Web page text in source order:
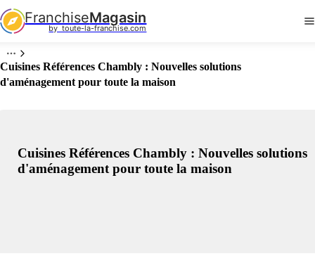
FranchiseMagasin
by  toute-la-franchise.com
Cuisines Références Chambly : Nouvelles solutions
d'aménagement pour toute la maison
Cuisines Références Chambly : Nouvelles solutions
d'aménagement pour toute la maison